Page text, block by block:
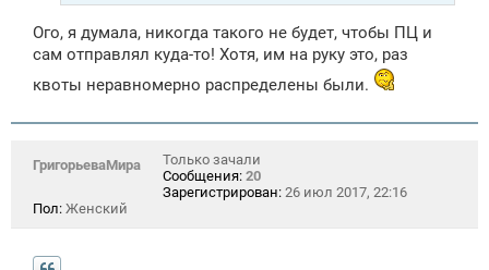
Ого, я думала, никогда такого не будет, чтобы ПЦ и
сам отправлял куда-то! Хотя, им на руку это, раз
квоты неравномерно распределены были.
ГригорьеваМира
Только зачали
Сообщения: 20
Зарегистрирован: 26 июл 2017, 22:16
Пол: Женский